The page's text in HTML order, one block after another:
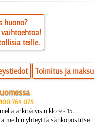
huono?
teille.
Toimitus ja maksu
764 075
arkipäivisin klo 9 - 15.
meihin yhteyttä sähköpostitse.